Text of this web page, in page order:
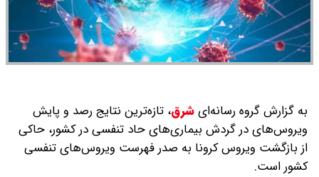
به گزارش گروه رسانه‌ایشرق، تازه‌ترین نتایج رصد و پایش
ویروس‌های در گردش بیماری‌های حاد تنفسی در کشور، حاکی
از بازگشت ویروس کرونا به صدر فهرست ویروس‌‌های تنفسی
کشور است.